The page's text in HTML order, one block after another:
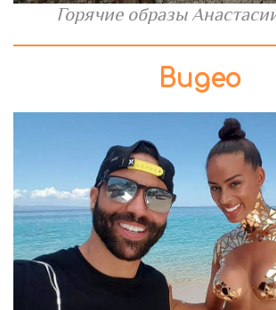
Горячие образы
Видео